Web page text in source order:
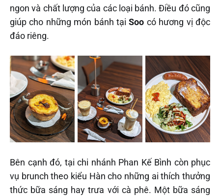
ngon và chất lượng của các loại bánh. Điều đó cũng
giúp cho những món bánh tạiSoo có hương vị độc
đáo riêng.
Bên cạnh đó, tại chi nhánh Phan Kế Bình còn phục
vụ brunch theo kiểu Hàn cho những ai thích thưởng
thức bữa sáng hay trưa với cà phê. Một bữa sáng